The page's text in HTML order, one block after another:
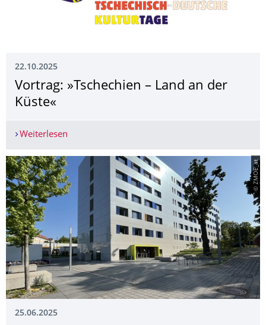
22.10.2025
Vortrag: »Tschechien – Land an der
Küste«
Weiterlesen
© ZMOE_at
25.06.2025